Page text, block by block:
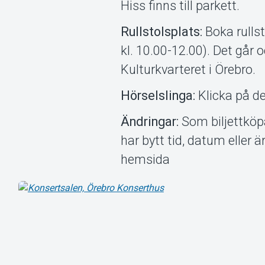
Hiss finns till parkett.
Rullstolsplats: Boka
kl. 10.00-12.00). Det går
Kulturkvarteret i Örebro.
Hörselslinga: Klicka på
Ändringar: Som
har bytt tid, datum eller
hemsida